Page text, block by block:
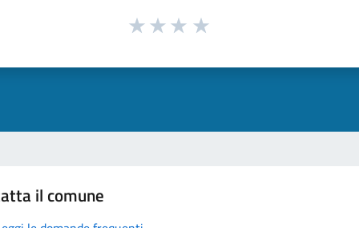
il comune